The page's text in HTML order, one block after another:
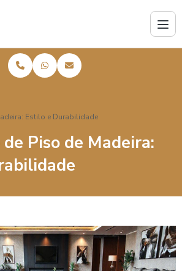
Estilo e Durabilidade
Piso de Madeira: